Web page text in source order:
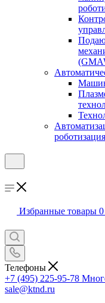
роботизация
Избранные товары 0
Телефоны
+7 (495) 225-95-78
sale@ktnd.ru